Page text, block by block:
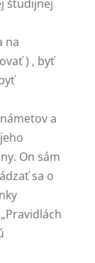
študijnej
na
) , byť
a
On sám
sa o